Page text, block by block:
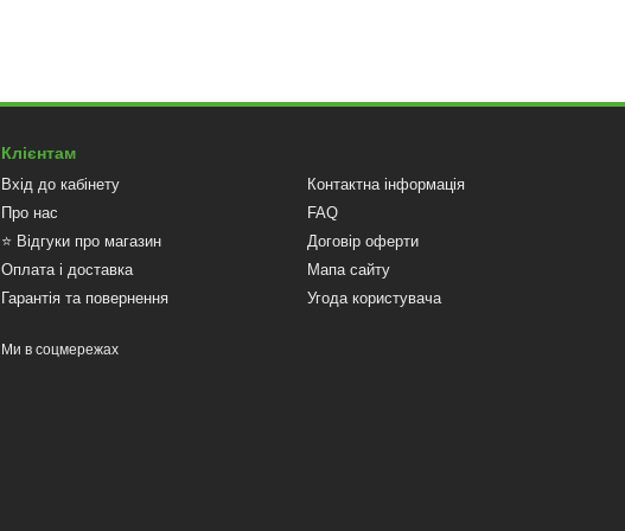
Клієнтам
Вхід до кабінету
Про нас
⭐ Відгуки про магазин
Оплата і доставка
Гарантія та повернення
Контактна інформація
FAQ
Договір оферти
Мапа сайту
Угода користувача
Ми в соцмережах